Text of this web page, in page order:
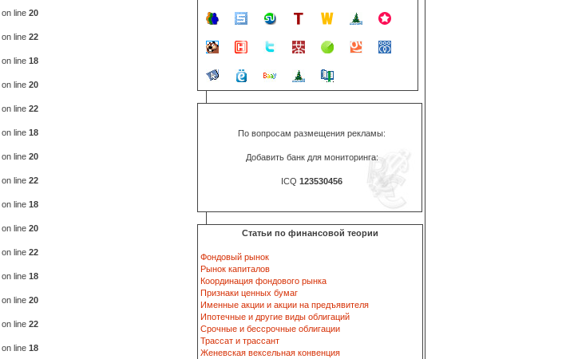
on line 20
on line 22
on line 18
on line 20
on line 22
on line 18
on line 20
on line 22
on line 18
on line 20
on line 22
on line 18
on line 20
on line 22
on line 18
По вопросам размещения рекламы:
Добавить банк для мониторинга:
ICQ 123530456
Статьи по финансовой теории
Фондовый рынок
Рынок капиталов
Координация фондового рынка
Признаки ценных бумаг
Именные акции и акции на предъявителя
Ипотечные и другие виды облигаций
Срочные и бессрочные облигации
Трассат и трассант
Женевская вексельная конвенция